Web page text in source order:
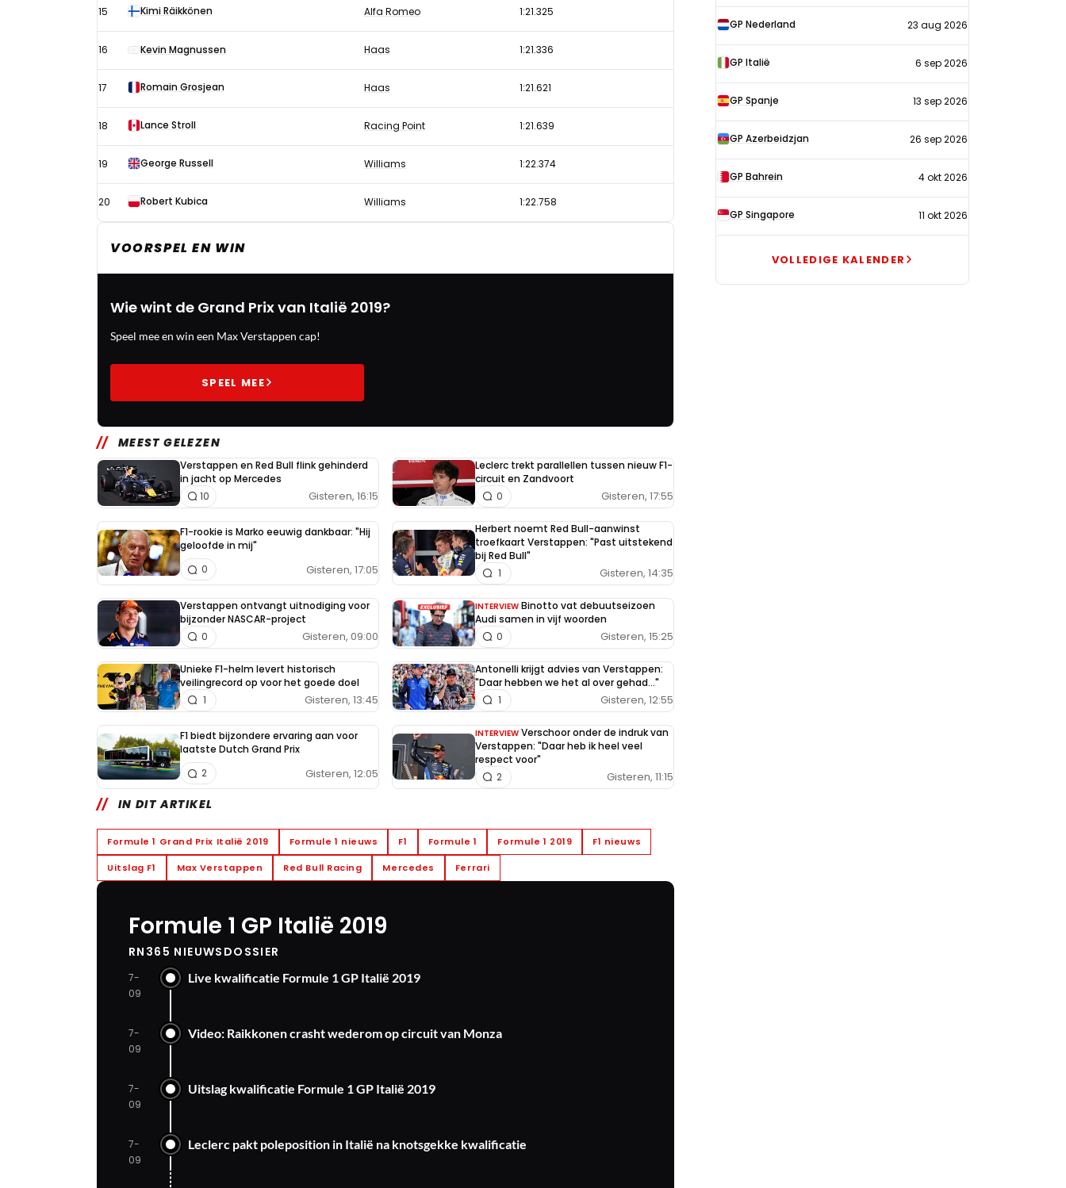
15 Kimi Räikkönen Alfa Romeo 1:21.325
16 Kevin Magnussen Haas 1:21.336
17 Romain Grosjean Haas 1:21.621
18 Lance Stroll Racing Point 1:21.639
19 George Russell Williams 1:22.374
20 Robert Kubica Williams 1:22.758
VOORSPEL EN WIN
Wie wint de Grand Prix van Italië 2019?
Speel mee en win een Max Verstappen cap!
SPEEL MEE
MEEST GELEZEN
Verstappen en Red Bull flink gehinderd
in jacht op Mercedes
Gisteren, 16:15
10
Leclerc trekt parallellen tussen nieuw F1-
circuit en Zandvoort
Gisteren, 17:55
0
F1-rookie is Marko eeuwig dankbaar: "Hij
geloofde in mij"
Gisteren, 17:05
0
Herbert noemt Red Bull-aanwinst
troefkaart Verstappen: "Past uitstekend
bij Red Bull"
Gisteren, 14:35
1
Verstappen ontvangt uitnodiging voor
bijzonder NASCAR-project
Gisteren, 09:00
0
INTERVIEW Binotto vat debuutseizoen
Audi samen in vijf woorden
Gisteren, 15:25
0
Unieke F1-helm levert historisch
veilingrecord op voor het goede doel
Gisteren, 13:45
1
Antonelli krijgt advies van Verstappen:
"Daar hebben we het al over gehad..."
Gisteren, 12:55
1
F1 biedt bijzondere ervaring aan voor
laatste Dutch Grand Prix
Gisteren, 12:05
2
INTERVIEW Verschoor onder de indruk van
Verstappen: "Daar heb ik heel veel
respect voor"
Gisteren, 11:15
2
IN DIT ARTIKEL
Formule 1 Grand Prix Italië 2019 Formule 1 nieuws F1 Formule 1 Formule 1 2019 F1 nieuws
Uitslag F1 Max Verstappen Red Bull Racing Mercedes Ferrari
Formule 1 GP Italië 2019
RN365 NIEUWSDOSSIER
7-
09
Live kwalificatie Formule 1 GP Italië 2019
7-
09
Video: Raikkonen crasht wederom op circuit van Monza
7-
09
Uitslag kwalificatie Formule 1 GP Italië 2019
7-
09
Leclerc pakt poleposition in Italië na knotsgekke kwalificatie
kalender
2026GP Nederland 23 aug 2026
GP Italië 6 sep 2026
GP Spanje 13 sep 2026
GP Azerbeidzjan 26 sep 2026
GP Bahrein 4 okt 2026
GP Singapore 11 okt 2026
VOLLEDIGE KALENDER